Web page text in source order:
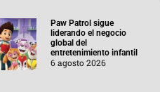
Paw Patrol sigue
liderando el negocio
global del
entretenimiento infantil
6 agosto 2026